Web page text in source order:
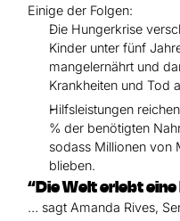
Einige der Folgen:
Die Hungerkrise
Kinder unter fünf
mangelernährt und
Krankheiten und Tod
Hilfsleistungen
% der benötigten
sodass Millionen von
blieben.
“Die Welt erlebt
… sagt Amanda Rives,